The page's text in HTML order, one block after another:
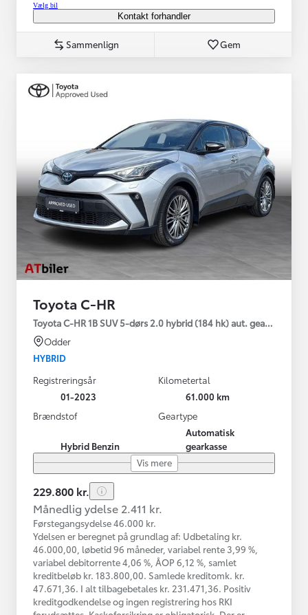
Vælg bil
Kontakt forhandler
Sammenlign Gem
Toyota C-HR
Toyota C-HR 1B SUV 5-dørs 2.0 hybrid (184 hk) aut. gear C-HIC
Odder
HYBRID
Registreringsår
01-2023
Kilometertal
61.000 km
Brændstof
Hybrid Benzin
Geartype
Automatisk
gearkasse
Vis mere
229.800 kr.
Månedlig ydelse 2.411 kr.
Førstegangsydelse 46.000 kr.
Ydelsen er beregnet på grundlag af: Udbetaling kr.
46.000,00, løbetid 96 måneder, variabel rente 3,99 %,
variabel debitorrente 4,06 %, ÅOP 6,12 %, samlet
kreditbeløb kr. 183.800,00. Samlede kreditomk. kr.
47.671,36. I alt tilbagebetales kr. 231.471,36. Positiv
kreditgodkendelse og ingen registrering hos RKI